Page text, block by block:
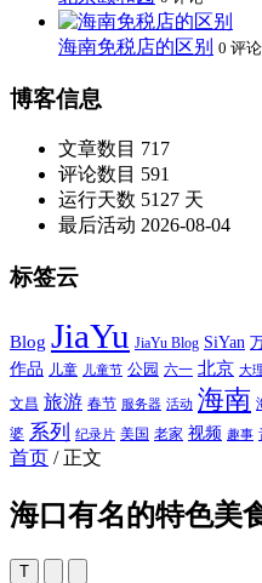
海南免税店的区别 0 评论
博客信息
文章数目 717
评论数目 591
运行天数 5127 天
最后活动 2026-08-04
标签云
Blog JiaYu JiaYu Blog SiYan
作品 儿童 儿童节 公园 六一 北京 大
文昌 旅游 春节 服务器 活动 海南
婆 系列 纪录片 美国 老家 视频 趣事
首页 / 正文
海口有名的特色美
T